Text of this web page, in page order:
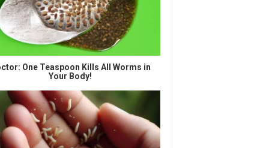
One Teaspoon Kills All Worms in
Your Body!